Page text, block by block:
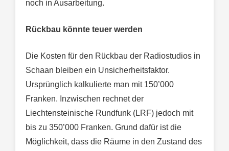
noch in Ausarbeitung.
Rückbau könnte teuer werden
Die Kosten für den Rückbau der Radiostudios in
Schaan bleiben ein Unsicherheitsfaktor.
Ursprünglich kalkulierte man mit 150’000
Franken. Inzwischen rechnet der
Liechtensteinische Rundfunk (LRF) jedoch mit
bis zu 350’000 Franken. Grund dafür ist die
Möglichkeit, dass die Räume in den Zustand des